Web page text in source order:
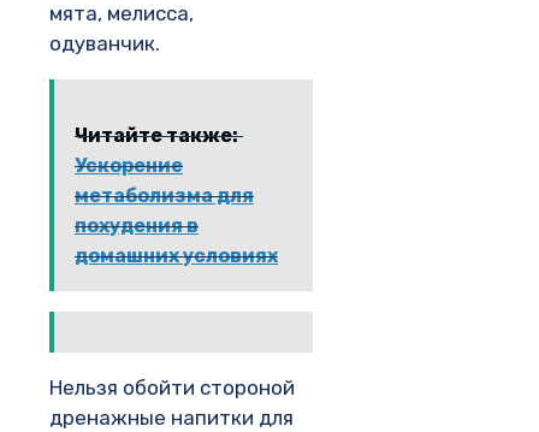
мята, мелисса,
одуванчик.
Читайте также:
Ускорение
метаболизма для
похудения в
домашних условиях
Нельзя обойти стороной
дренажные напитки для